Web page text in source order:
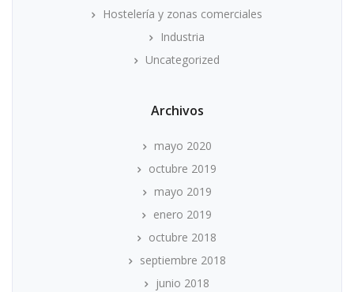
Hostelería y zonas comerciales
Industria
Uncategorized
Archivos
mayo 2020
octubre 2019
mayo 2019
enero 2019
octubre 2018
septiembre 2018
junio 2018